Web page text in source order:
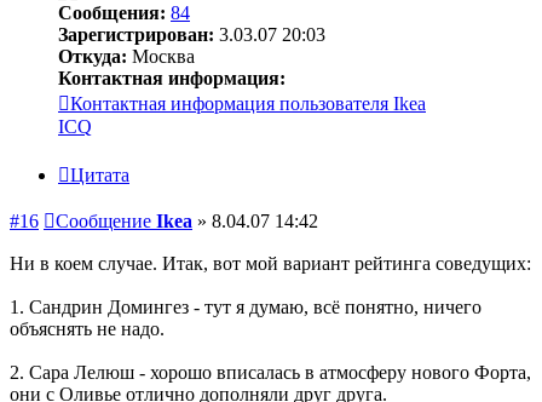
Сообщения: 84
Зарегистрирован: 3.03.07 20:03
Откуда: Москва
Контактная информация:
Контактная информация пользователя Ikea
ICQ
Цитата
#16 Сообщение Ikea » 8.04.07 14:42
Ни в коем случае. Итак, вот мой вариант рейтинга соведущих:
1. Сандрин Домингез - тут я думаю, всё понятно, ничего
объяснять не надо.
2. Сара Лелюш - хорошо вписалась в атмосферу нового Форта,
они с Оливье отлично дополняли друг друга.